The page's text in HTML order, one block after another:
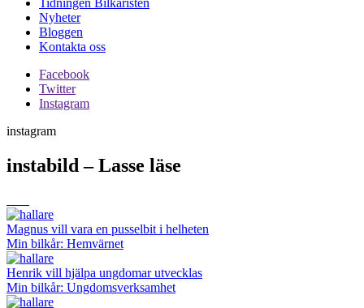
Nyheter
Bloggen
Kontakta oss
Facebook
Twitter
Instagram
instagram
instabild – Lasse läse
Magnus vill vara en pusselbit i helheten
Min bilkår: Hemvärnet
Henrik vill hjälpa ungdomar utvecklas
Min bilkår: Ungdomsverksamhet